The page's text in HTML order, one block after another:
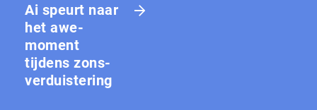
Ai speurt naar
het awe-
moment
tijdens zons­
ver­duis­te­ring